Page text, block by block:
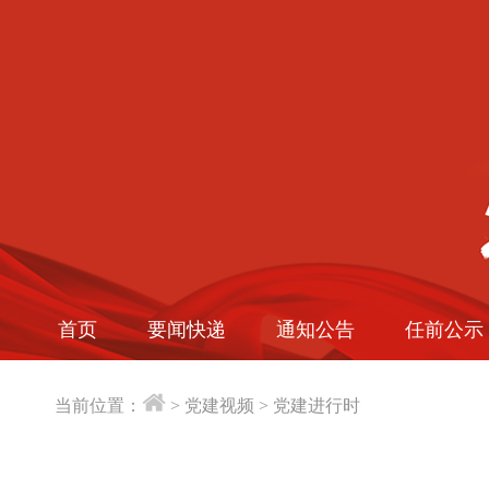
首页 要闻快递 通知公告 任前公示
当前位置： > 党建视频 > 党建进行时